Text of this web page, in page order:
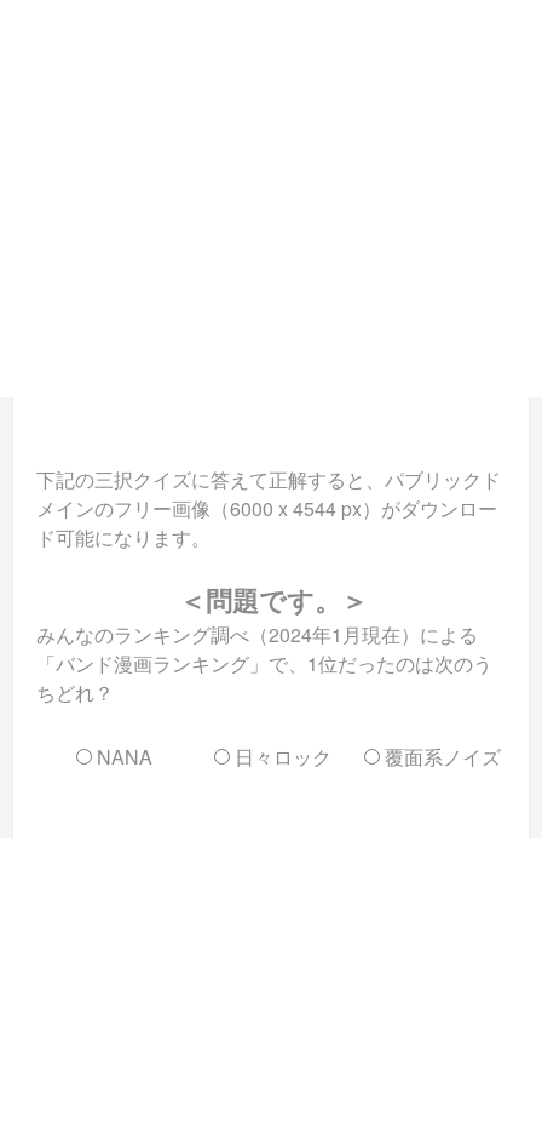
下記の三択クイズに答えて正解すると、パブリックド
メインのフリー画像（6000 x 4544 px）がダウンロー
ド可能になります。
＜問題です。＞
みんなのランキング調べ（2024年1月現在）による
「バンド漫画ランキング」で、1位だったのは次のう
ちどれ？
NANA 日々ロック 覆面系ノイズ